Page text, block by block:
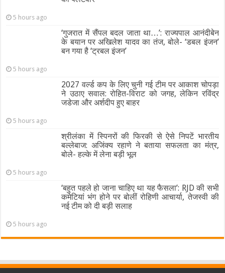
5 hours ago
‘गुजरात में सैंपल बदल जाता था…’: राज्यपाल आनंदीबेन
के बयान पर अखिलेश यादव का तंज, बोले- ‘डबल इंजन’
बन गया है ‘ट्रबल इंजन’
5 hours ago
2027 वर्ल्ड कप के लिए चुनी गई टीम पर आकाश चोपड़ा
ने उठाए सवाल: रोहित-विराट को जगह, लेकिन रविंद्र
जडेजा और अर्शदीप हुए बाहर
5 hours ago
श्रीलंका में स्पिनरों की फिरकी से ऐसे निपटें भारतीय
बल्लेबाज: अजिंक्य रहाणे ने बताया सफलता का मंत्र,
बोले- हल्के में लेना बड़ी भूल
5 hours ago
‘बहुत पहले हो जाना चाहिए था यह फैसला’: RJD की सभी
कमेटियां भंग होने पर बोलीं रोहिणी आचार्या, तेजस्वी की
नई टीम को दी बड़ी सलाह
5 hours ago